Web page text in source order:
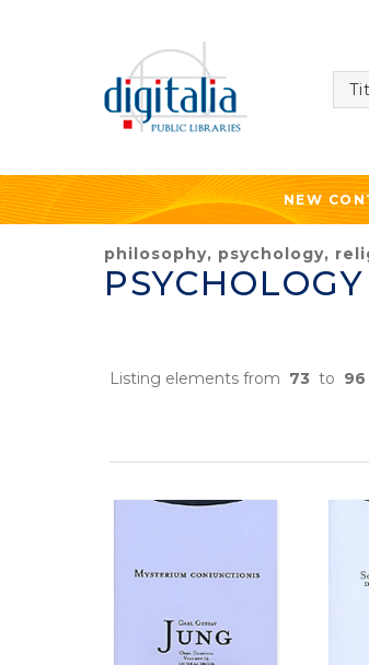
NEW
philosophy, psychology,
PSYCHOLOGY
Listing elements from 73 to 96